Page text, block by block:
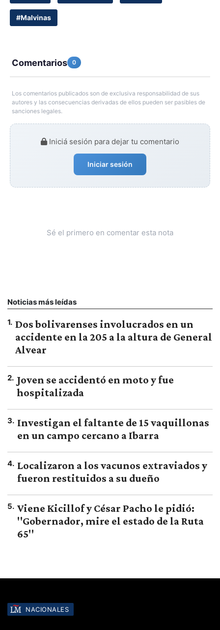
#Malvinas
Comentarios 0
Los comentarios publicados son de exclusiva responsabilidad de sus
autores y las consecuencias derivadas de ellos pueden ser pasibles de
sanciones legales.
Iniciá sesión para dejar tu comentario
Iniciar sesión
Sé el primero en comentar esta nota
Noticias más leídas
1. Dos bolivarenses involucrados en un
accidente en la 205 a la altura de General
Alvear
2. Joven se accidentó en moto y fue
hospitalizada
3. Investigan el faltante de 15 vaquillonas
en un campo cercano a Ibarra
4. Localizaron a los vacunos extraviados y
fueron restituidos a su dueño
5. Viene Kicillof y César Pacho le pidió:
"Gobernador, mire el estado de la Ruta
65"
NACIONALES